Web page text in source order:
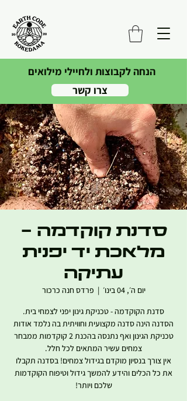
הנחה לקבוצות ולחיילי מילואים
צרו קשר
סדנת קוקדמה -
מלאכת יד יפנית
עתיקה
יום ה׳, 04 בינו׳
  |
פרדס חנה כרכור
הסדנה הינה סדנה מקצועית וחוויתית בה נלמד אודות
טכניקת הגינון ואף נתנסה בהכנת 2 קוקדמות ממבחר
אין צורך בנסיון מוקדם בגידול צמחים! בסדנה תקבלו
את כל הכלים והידע להמשך גידול וטיפוח הקוקדמות
שלכם ויותר!